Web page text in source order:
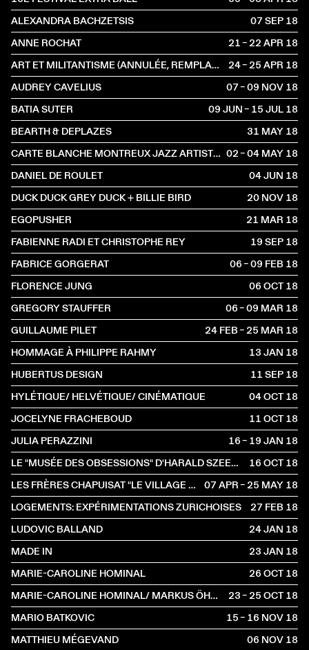
ALEXANDRA BACHZETSIS
07 SEP2018
ANNE ROCHAT
21 – 22 APR2018
ART ET MILITANTISME (ANNULÉE, REMPLACÉE PAR UNE VISITE GUIDÉE AVEC CHARLES MAGNIN ET ROSA BRUX) / DROITS DES ARTISTES
24 – 25 APR2018
AUDREY CAVELIUS
07 – 09 NOV2018
BATIA SUTER
09 JUN – 15 JUL2018
BEARTH & DEPLAZES
31 MAY2018
CARTE BLANCHE MONTREUX JAZZ ARTISTS FOUNDATION 02 – 04 MAY2018
DANIEL DE ROULET
04 JUN2018
DUCK DUCK GREY DUCK + BILLIE BIRD
20 NOV2018
EGOPUSHER
21 MAR2018
FABIENNE RADI ET CHRISTOPHE REY
19 SEP2018
FABRICE GORGERAT
06 – 09 FEB2018
FLORENCE JUNG
06 OCT2018
GREGORY STAUFFER
06 – 09 MAR2018
GUILLAUME PILET
24 FEB – 25 MAR2018
HOMMAGE À PHILIPPE RAHMY
13 JAN2018
HUBERTUS DESIGN
11 SEP2018
HYLÉTIQUE/ HELVÉTIQUE/ CINÉMATIQUE
04 OCT2018
JOCELYNE FRACHEBOUD
11 OCT2018
JULIA PERAZZINI
16 – 19 JAN2018
LE "MUSÉE DES OBSESSIONS" D'HARALD SZEEMANN
16 OCT2018
LES FRÈRES CHAPUISAT "LE VILLAGE HOODOO" À NANTERRE-AMANDIERS
07 APR – 25 MAY2018
LOGEMENTS: EXPÉRIMENTATIONS ZURICHOISES
27 FEB2018
LUDOVIC BALLAND
24 JAN2018
MADE IN
23 JAN2018
MARIE-CAROLINE HOMINAL
26 OCT2018
MARIE-CAROLINE HOMINAL/ MARKUS ÖHRN
23 – 25 OCT2018
MARIO BATKOVIC
15 – 16 NOV2018
MATTHIEU MÉGEVAND
06 NOV2018